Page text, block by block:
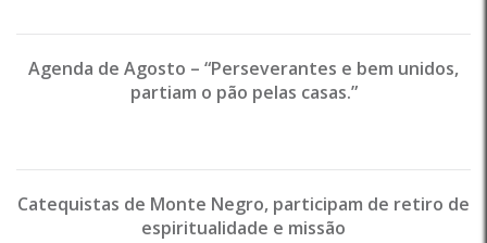
Agenda de Agosto – “Perseverantes e bem unidos,
partiam o pão pelas casas.”
Catequistas de Monte Negro, participam de retiro de
espiritualidade e missão